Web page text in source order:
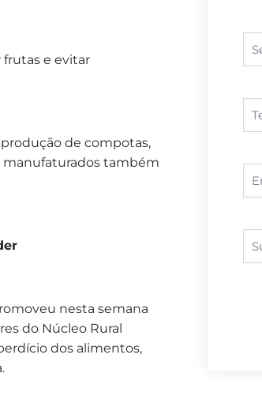
frutas e evitar
de compotas,
manufaturados também
nesta semana
do Núcleo Rural
dos alimentos,